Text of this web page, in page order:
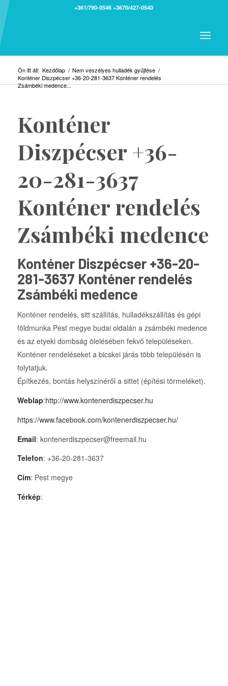
+361/790-0546 +3670/427-0540
Ön itt áll: Kezdőlap / Nem veszélyes hulladék gyűjtése /
Konténer Diszpécser +36-20-281-3637 Konténer rendelés
Zsámbéki medence...
Konténer
Diszpécser +36-
20-281-3637
Konténer rendelés
Zsámbéki medence
Konténer Diszpécser +36-20-
281-3637 Konténer rendelés
Zsámbéki medence
Konténer rendelés, sitt szállítás, hulladékszállítás és gépi
földmunka Pest megye budai oldalán a zsámbéki medence
és az etyeki dombság ölelésében fekvő településeken.
Konténer rendeléseket a bicskei járás több településén is
folytatjuk.
Építkezés, bontás helyszínéről a sittet (építési törmeléket).
Weblap:http://www.kontenerdiszpecser.hu
https://www.facebook.com/kontenerdiszpecser.hu/
Email: kontenerdiszpecser@freemail.hu
Telefon: +36-20-281-3637
Cím: Pest megye
Térkép: